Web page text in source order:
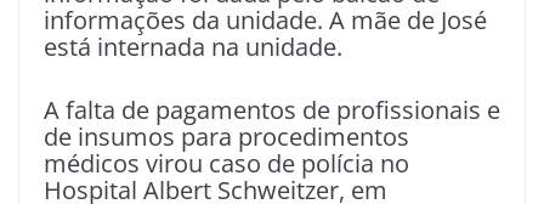
informações da unidade. A mãe de José
está internada na unidade.
A falta de pagamentos de profissionais e
de insumos para procedimentos
médicos virou caso de polícia no
Hospital Albert Schweitzer, em